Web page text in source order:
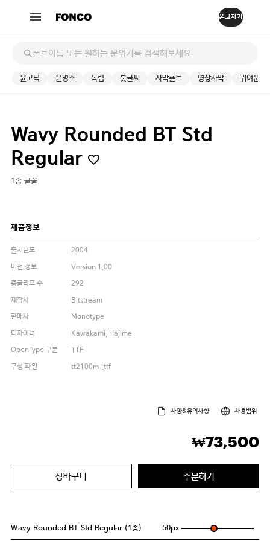
윤고딕 윤명조 독립 붓글씨 자막폰트 영상자막 귀여운
Wavy Rounded BT Std
Regular
1종 글꼴
제품정보
출시년도
2004
버전 정보
Version 1.00
총글리프 수
292
제작사
Bitstream
판매사
Monotype
디자이너
Kawakami, Hajime
OpenType 구분
TTF
구성 파일
tt2100m_.ttf
사양&유의사항 사용범위
₩73,500
장바구니 주문하기
Wavy Rounded BT Std Regular (1종) 50px